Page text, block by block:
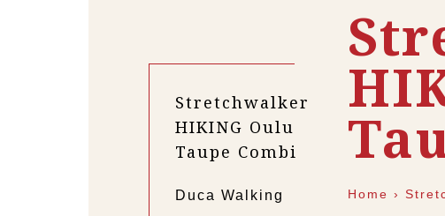
Stretchwalker
HIKING Oulu
Taupe Combi
Duca Walking
Home ›